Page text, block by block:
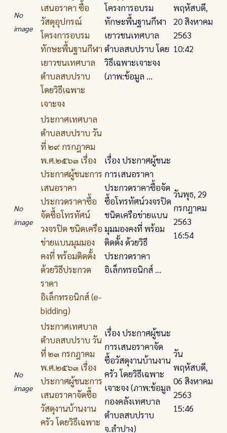
No
image
เสนอราคา ซื้อ
วัสดุอุปกรณ์
โครงการอบรม
ทักษะพื้นฐานกีฬา
เยาวชนเทศบาล
ตําบลสบปราบ
โดยวิธีเฉพาะ
เจาะจง
โครงการอบรม
ทักษะพื้นฐานกีฬา
เยาวชนเทศบาล
ตําบลสบปราบ โดย
วิธีเฉพาะเจาะจง
(ภาพ:ข้อมูล ...
พฤหัสบดี,
20 สิงหาคม
2563
10:42
No
image
ประกาศเทศบาล
ตําบลสบปราบ วัน
ที่ ๒๙ กรกฎาคม
พ.ศ.๒๕๖๓ เรื่อง
ประกาศผู้ชนะการ
เสนอราคา
ประกวดราคาซื้อ
จัดซื้อโทรทัศน์
วงจรปิด ชนิดเครือ
ข่ายแบนมุมมอง
คงที่ พร้อมติดตั้ง
ด้วยวิธีประกวด
ราคา
อิเล็กทรอนิกส์ (e-
bidding)
เรื่อง ประกาศผู้ชนะ
การเสนอราคา
ประกวดราคาซื้อจัด
ซื้อโทรทัศน์วงจรปิด
ชนิดเครือข่ายแบน
มุมมองคงที่ พร้อม
ติดตั้ง ด้วยวิธี
ประกวดราคา
อิเล็กทรอนิกส์ ...
วันพุธ, 29
กรกฎาคม
2563
16:54
No
image
ประกาศเทศบาล
ตําบลสบปราบ วัน
ที่ ๒๓ กรกฎาคม
พ.ศ.๒๕๖๓ เรื่อง
ประกาศผู้ชนะการ
เสนอราคาจัดซื้อ
วัสดุงานบ้านงาน
ครัว โดยวิธีเฉพาะ
เรื่อง ประกาศผู้ชนะ
การเสนอราคาจัด
ซื้อวัสดุงานบ้านงาน
ครัว โดยวิธีเฉพาะ
เจาะจง (ภาพ:ข้อมูล
กองคลังเทศบาล
ตำบลสบปราบ
จ.ลำปาง)
วัน
พฤหัสบดี,
06 สิงหาคม
2563
15:46